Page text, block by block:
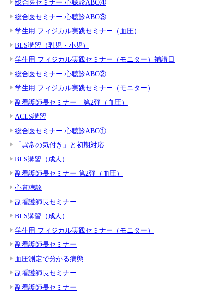
総合医セミナー 心聴診ABC④
総合医セミナー 心聴診ABC③
学生用 フィジカル実践セミナー（血圧）
BLS講習（乳児・小児）
学生用 フィジカル実践セミナー（モニター）補講日
総合医セミナー 心聴診ABC②
学生用 フィジカル実践セミナー（モニター）
副看護師長セミナー 第2弾（血圧）
ACLS講習
総合医セミナー 心聴診ABC①
「異常の気付き」と初期対応
BLS講習（成人）
副看護師長セミナー 第2弾（血圧）
心音聴診
副看護師長セミナー
BLS講習（成人）
学生用 フィジカル実践セミナー（モニター）
副看護師長セミナー
血圧測定で分かる病態
副看護師長セミナー
副看護師長セミナー